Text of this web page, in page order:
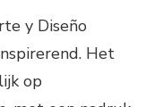
y Diseño
Het
op